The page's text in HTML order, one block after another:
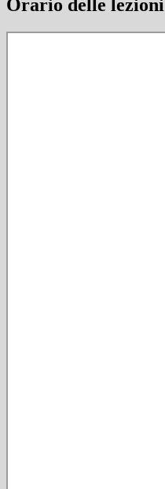
Orario delle lezioni